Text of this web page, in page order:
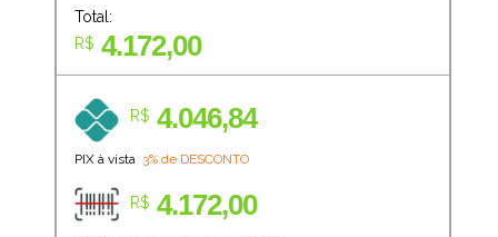
Total:
R$ 4.172,00
R$ 4.046,84
PIX à vista 3% de DESCONTO
R$ 4.172,00